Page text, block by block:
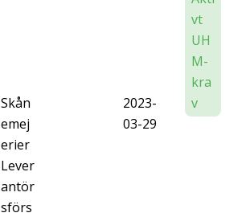
Skån
emej
erier
Lever
antör
sförs
2023-
03-29
vt
UH
M-
kra
v